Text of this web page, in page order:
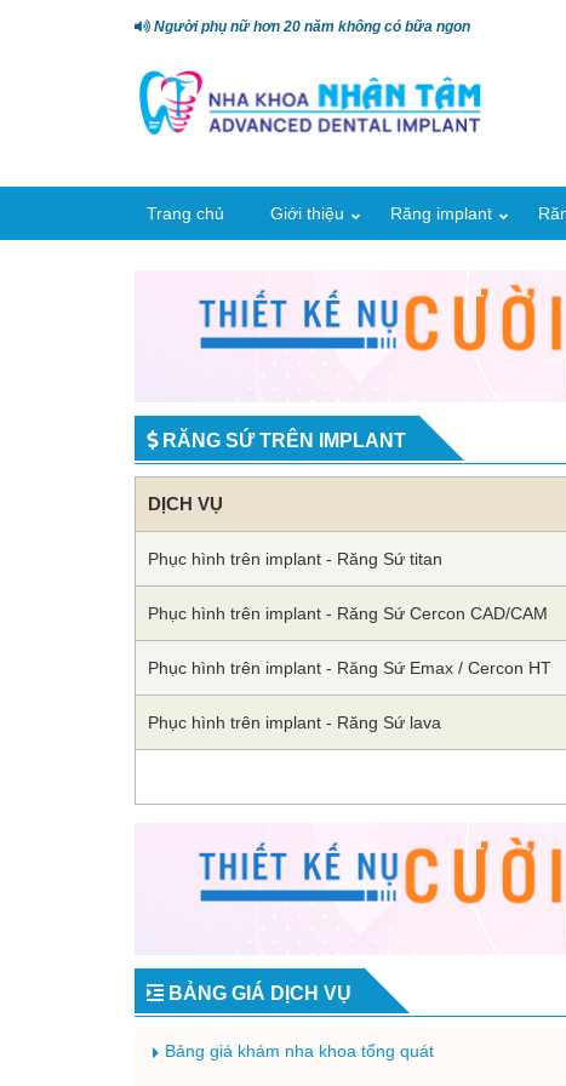
Người phụ nữ hơn 20 năm không có bữa ngon
Trang chủ Giới thiệu Răng implant
RĂNG SỨ TRÊN IMPLANT
DỊCH VỤ
Phục hình trên implant - Răng Sứ titan
Phục hình trên implant - Răng Sứ Cercon CAD/CAM
Phục hình trên implant - Răng Sứ Emax / Cercon HT
Phục hình trên implant - Răng Sứ lava
BẢNG GIÁ DỊCH VỤ
Bảng giá khám nha khoa tổng quát